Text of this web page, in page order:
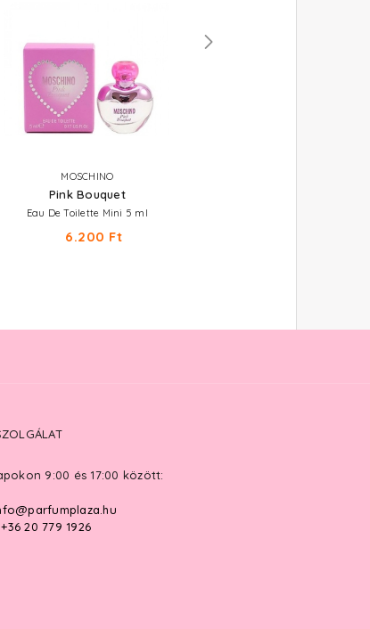
MOSCHINO
Pink Bouquet
Eau De Toilette Mini 5 ml
6.200 Ft
9:00 és 17:00 között:
+36 20 779 1926